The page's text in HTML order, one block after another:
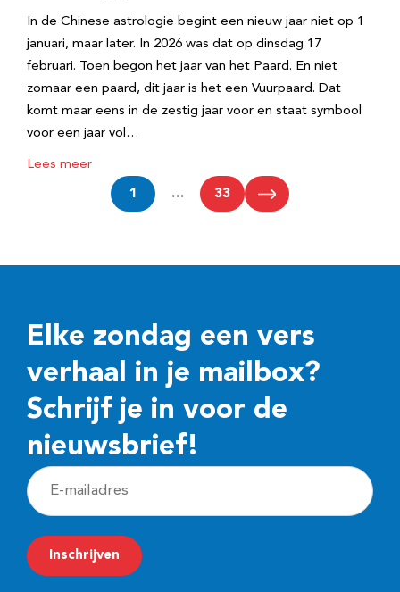
In de Chinese astrologie begint een nieuw jaar niet op 1
januari, maar later. In 2026 was dat op dinsdag 17
februari. Toen begon het jaar van het Paard. En niet
zomaar een paard, dit jaar is het een Vuurpaard. Dat
komt maar eens in de zestig jaar voor en staat symbool
voor een jaar vol…
Lees meer
1 … 33
Elke zondag een vers
verhaal in je mailbox?
Schrijf je in voor de
nieuwsbrief!
E
-
m
a
Inschrijven